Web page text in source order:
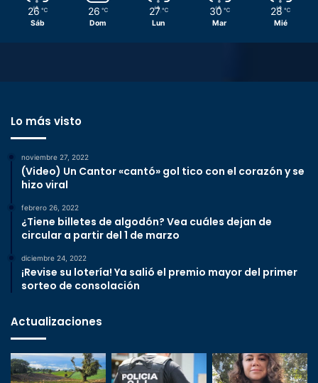
26 ℃
Sáb
26 ℃
Dom
27 ℃
Lun
30 ℃
Mar
28 ℃
Mié
Lo más visto
noviembre 27, 2022
(Video) Un Cantor «cantó» gol tico con el corazón y se
hizo viral
febrero 26, 2022
¿Tiene billetes de algodón? Vea cuáles dejan de
circular a partir del 1 de marzo
diciembre 24, 2022
¡Revise su lotería! Ya salió el premio mayor del primer
sorteo de consolación
Actualizaciones